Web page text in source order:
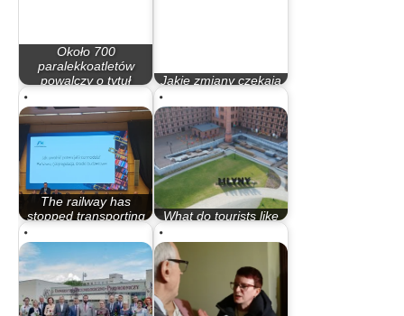
Około 700
paralekkoatletów
powalczy o tytuł
Jakie zmiany czekają
The railway has
stopped transporting
What do tourists like